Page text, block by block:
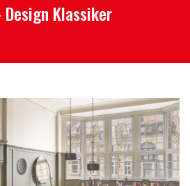
Design Klassiker